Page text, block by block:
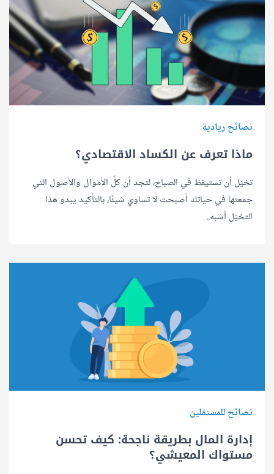
نصائح ريادية
ماذا تعرف عن الكساد الاقتصادي؟
تخيّل أن تستيقظ في الصباح، لتجد أن كلّ الأموال والأصول التي
جمعتها في حياتك أصبحت لا تساوي شيئًا، بالتأكيد يبدو هذا
التخيّل أشبه..
نصائح للمستقلين
إدارة المال بطريقة ناجحة: كيف تحسن
مستواك المعيشي؟